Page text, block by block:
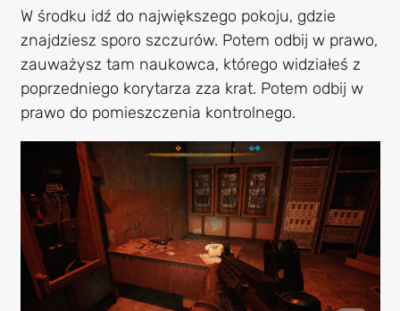
W środku idź do największego pokoju, gdzie
znajdziesz sporo szczurów. Potem odbij w prawo,
zauważysz tam naukowca, którego widziałeś z
poprzedniego korytarza zza krat. Potem odbij w
prawo do pomieszczenia kontrolnego.